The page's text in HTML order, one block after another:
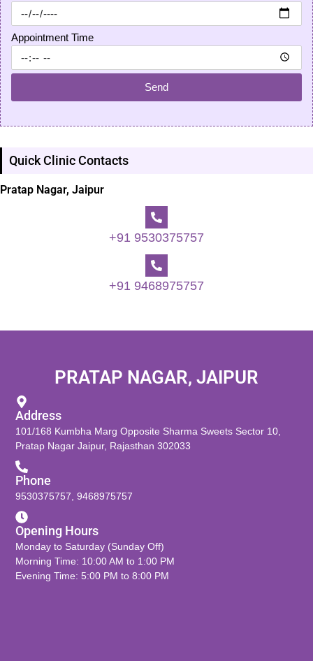
Appointment Time
Send
Quick Clinic Contacts
Pratap Nagar, Jaipur
+91 9530375757
+91 9468975757
PRATAP NAGAR, JAIPUR
Address
101/168 Kumbha Marg Opposite Sharma Sweets Sector 10,
Pratap Nagar Jaipur, Rajasthan 302033
Phone
9530375757 ,9468975757
Opening Hours
Monday to Saturday (Sunday Off)
Morning Time: 10:00 AM to 1:00 PM
Evening Time: 5:00 PM to 8:00 PM